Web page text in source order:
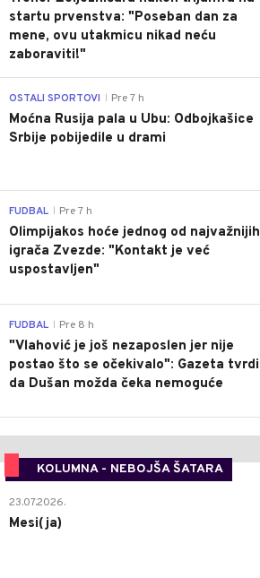
startu prvenstva: "Poseban dan za
mene, ovu utakmicu nikad neću
zaboraviti!"
OSTALI SPORTOVI Pre 7 h
Moćna Rusija pala u Ubu: Odbojkašice
Srbije pobijedile u drami
FUDBAL Pre 7 h
Olimpijakos hoće jednog od najvažnijih
igrača Zvezde: "Kontakt je već
uspostavljen"
FUDBAL Pre 8 h
"Vlahović je još nezaposlen jer nije
postao što se očekivalo": Gazeta tvrdi
da Dušan možda čeka nemoguće
KOLUMNA - NEBOJŠA ŠATARA
23.07.2026.
Mesi(ja)